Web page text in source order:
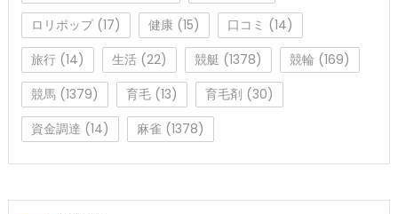
ロリポップ(17) 健康(15) 口コミ (14)
旅行(14) 生活(22) 競艇 (1378) 競輪 (169)
競馬(1379) 育毛(13) 育毛剤 (30)
資金調達 (14) 麻雀 (1378)